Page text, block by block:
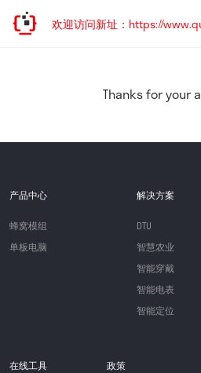
已迁移，欢迎访问新址：https://
Thanks for your
产品中心
蜂窝模组
单板电脑
解决方案
DTU
智慧农业
智能穿戴
智能电表
智能定位
在线工具 政策